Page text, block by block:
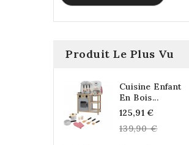
Produit Le Plus Vu
Cuisine Enfant
En Bois...
125,91 €
price
139,90 €